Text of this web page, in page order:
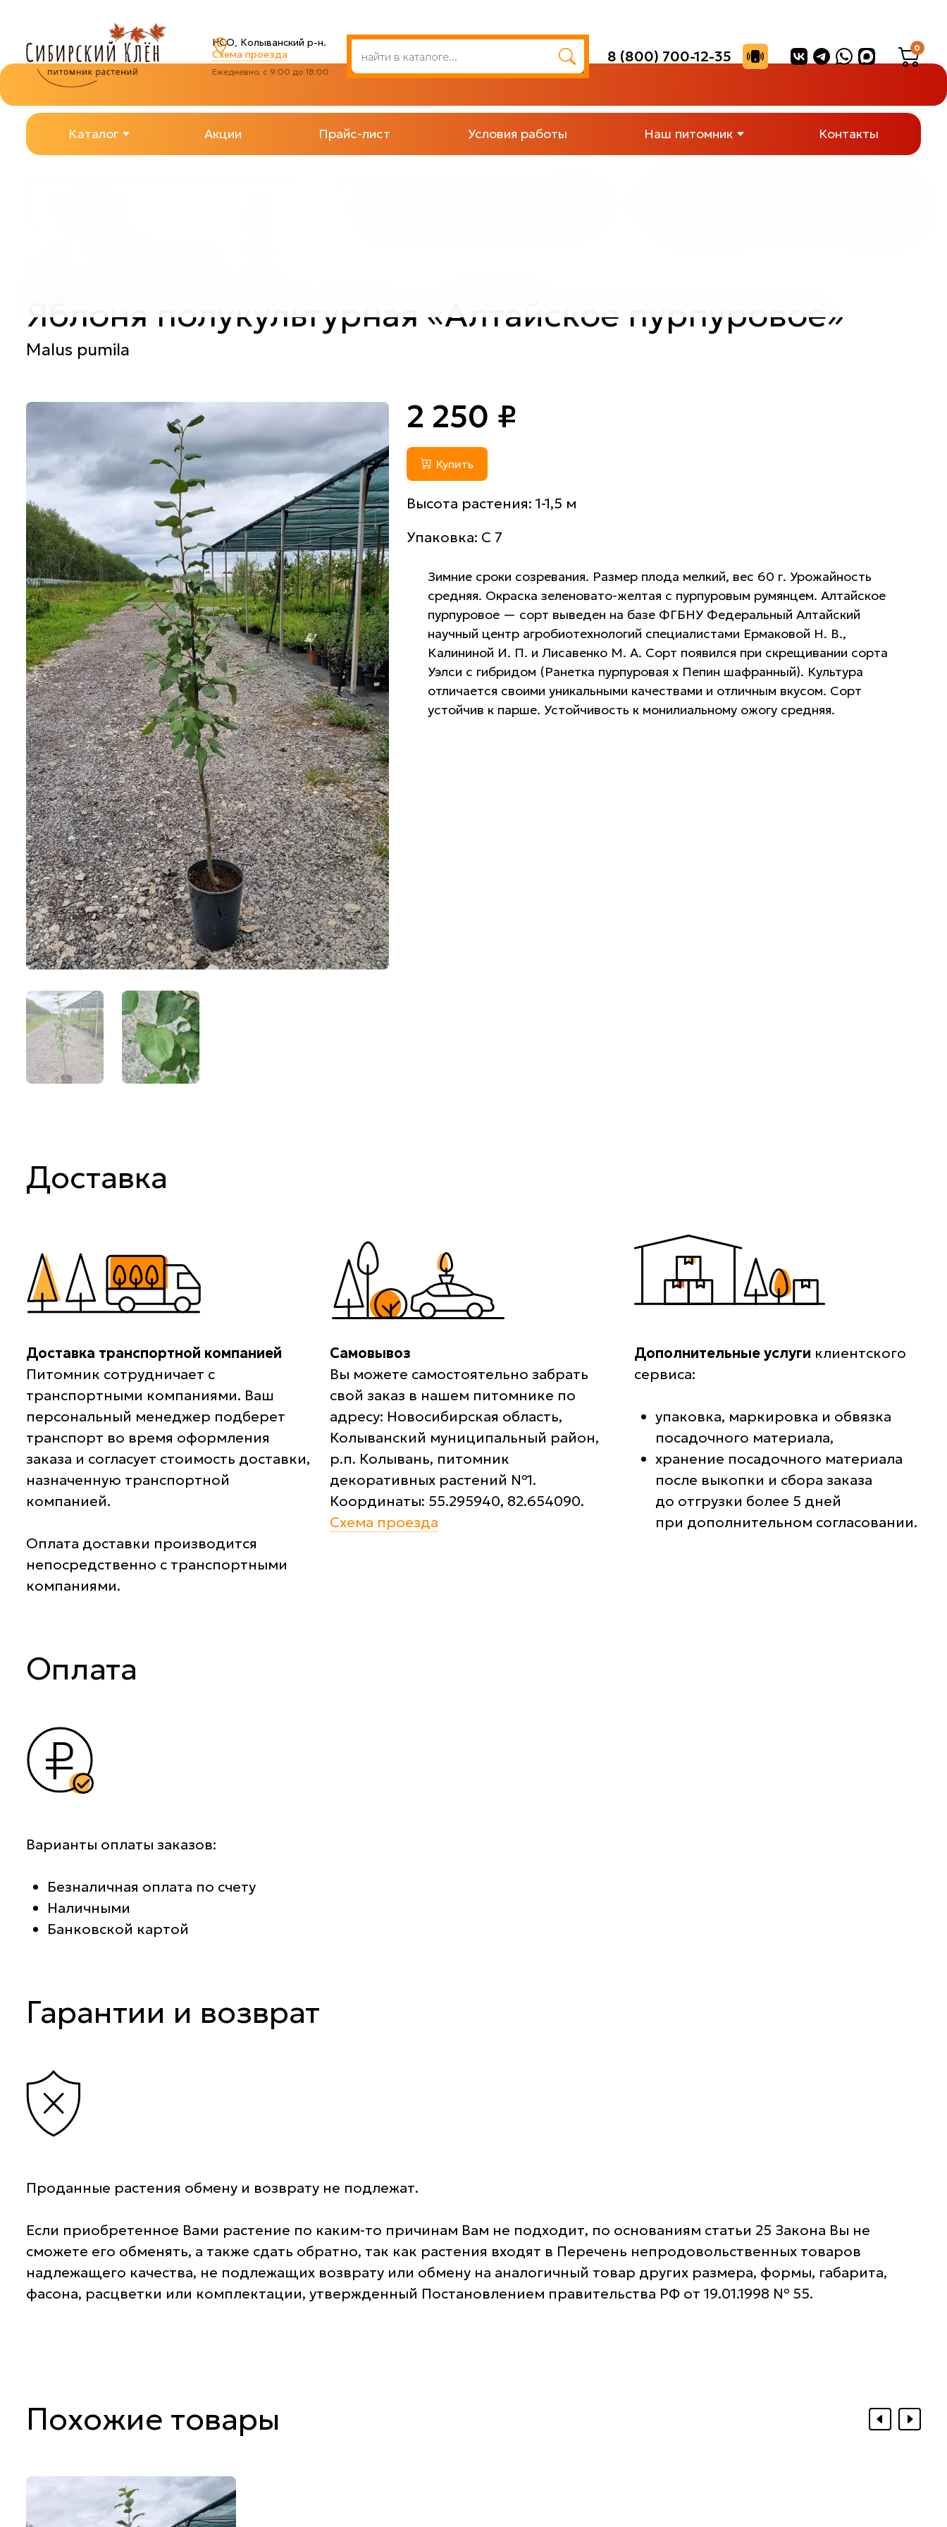
НСО, Колыванский р-н.
Схема проезда
Ежедневно, с 9:00 до 18:00
8 (800) 700-12-35 0
Каталог Акции Прайс-лист Условия работы Наш питомник Контакты
Яблоня полукультурная «Алтайское пурпуровое»
Malus pumila
2 250 ₽
Купить
Высота растения: 1-1,5 м
Упаковка: С 7
Зимние сроки созревания. Размер плода мелкий, вес 60 г. Урожайность
средняя. Окраска зеленовато-желтая с пурпуровым румянцем. Алтайское
пурпуровое — сорт выведен на базе ФГБНУ Федеральный Алтайский
научный центр агробиотехнологий специалистами Ермаковой Н. В.,
Калининой И. П. и Лисавенко М. А. Сорт появился при скрещивании сорта
Уэлси с гибридом (Ранетка пурпуровая х Пепин шафранный). Культура
отличается своими уникальными качествами и отличным вкусом. Сорт
устойчив к парше. Устойчивость к монилиальному ожогу средняя.
Доставка
Доставка транспортной компанией
Питомник сотрудничает с
транспортными компаниями. Ваш
персональный менеджер подберет
транспорт во время оформления
заказа и согласует стоимость доставки,
назначенную транспортной
компанией.
Оплата доставки производится
непосредственно с транспортными
компаниями.
Самовывоз
Вы можете самостоятельно забрать
свой заказ в нашем питомнике по
адресу: Новосибирская область,
Колыванский муниципальный район,
р.п. Колывань, питомник
декоративных растений №1.
Координаты: 55.295940, 82.654090.
Схема проезда
Дополнительные услуги клиентского
сервиса:
упаковка, маркировка и обвязка
посадочного материала,
хранение посадочного материала
после выкопки и сбора заказа
до отгрузки более 5 дней
при дополнительном согласовании.
Оплата
Варианты оплаты заказов:
Безналичная оплата по счету
Наличными
Банковской картой
Гарантии и возврат
Проданные растения обмену и возврату не подлежат.
Если приобретенное Вами растение по каким-то причинам Вам не подходит, по основаниям статьи 25 Закона Вы не
сможете его обменять, а также сдать обратно, так как растения входят в Перечень непродовольственных товаров
надлежащего качества, не подлежащих возврату или обмену на аналогичный товар других размера, формы, габарита,
фасона, расцветки или комплектации, утвержденный Постановлением правительства РФ от 19.01.1998 № 55.
Похожие товары